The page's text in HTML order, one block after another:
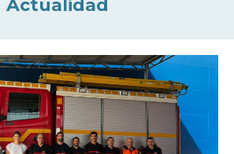
Actualidad